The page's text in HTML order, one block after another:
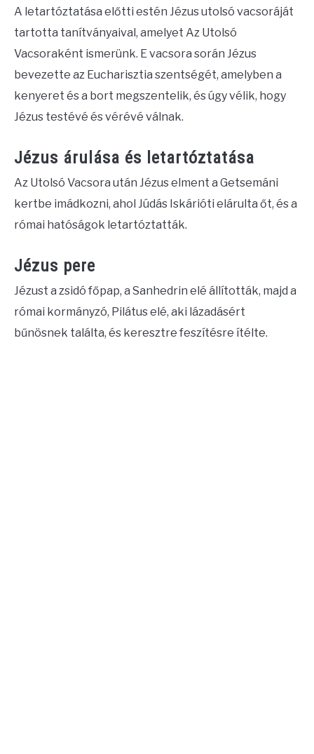
A letartóztatása előtti estén Jézus utolsó vacsoráját
tartotta tanítványaival, amelyet Az Utolsó
Vacsoraként ismerünk. E vacsora során Jézus
bevezette az Eucharisztia szentségét, amelyben a
kenyeret és a bort megszentelik, és úgy vélik, hogy
Jézus testévé és vérévé válnak.
Jézus árulása és letartóztatása
Az Utolsó Vacsora után Jézus elment a Getsemáni
kertbe imádkozni, ahol Júdás Iskárióti elárulta őt, és a
római hatóságok letartóztatták.
Jézus pere
Jézust a zsidó főpap, a Sanhedrin elé állították, majd a
római kormányzó, Pilátus elé, aki lázadásért
bűnösnek találta, és keresztre feszítésre ítélte.